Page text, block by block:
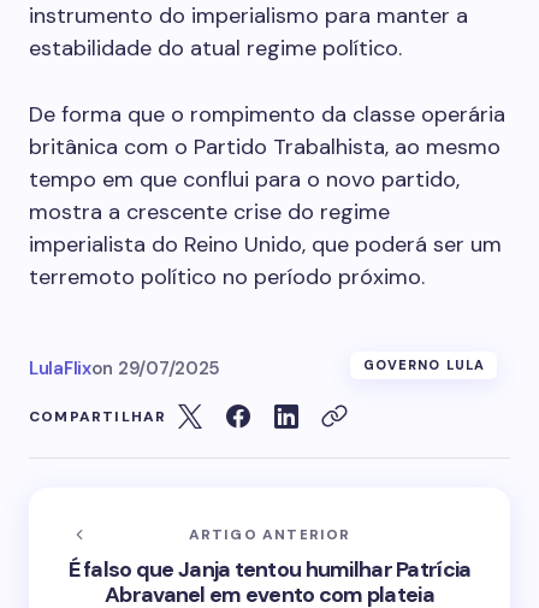
instrumento do imperialismo para manter a
estabilidade do atual regime político.
De forma que o rompimento da classe operária
britânica com o Partido Trabalhista, ao mesmo
tempo em que conflui para o novo partido,
mostra a crescente crise do regime
imperialista do Reino Unido, que poderá ser um
terremoto político no período próximo.
LulaFlixon 29/07/2025 GOVERNO LULA
COMPARTILHAR
ARTIGO ANTERIOR
É falso que Janja tentou humilhar Patrícia
Abravanel em evento com plateia